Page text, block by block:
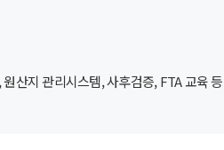
산지 관리시스템, 사후검증, FTA 교육 등